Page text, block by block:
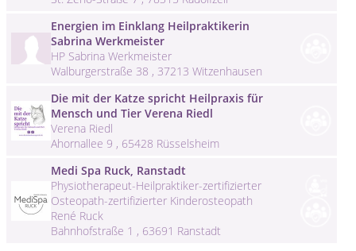
Energien im Einklang Heilpraktikerin
Sabrina Werkmeister
HP Sabrina Werkmeister
Walburgerstraße 38 , 37213 Witzenhausen
Die mit der Katze spricht Heilpraxis für
Mensch und Tier Verena Riedl
Verena Riedl
Ahornallee 9 , 65428 Rüsselsheim
Medi Spa Ruck, Ranstadt
Physiotherapeut-Heilpraktiker-zertifizierter
Osteopath-zertifizierter Kinderosteopath
René Ruck
Bahnhofstraße 1 , 63691 Ranstadt